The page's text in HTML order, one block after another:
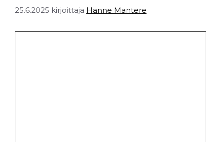
25.6.2025 kirjoittaja Hanne Mantere